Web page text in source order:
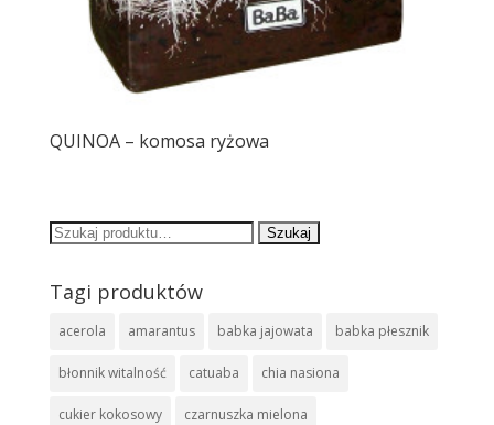
QUINOA – komosa ryżowa
Szukaj:
Tagi produktów
acerola amarantus babka jajowata babka płesznik
błonnik witalność catuaba chia nasiona
cukier kokosowy czarnuszka mielona